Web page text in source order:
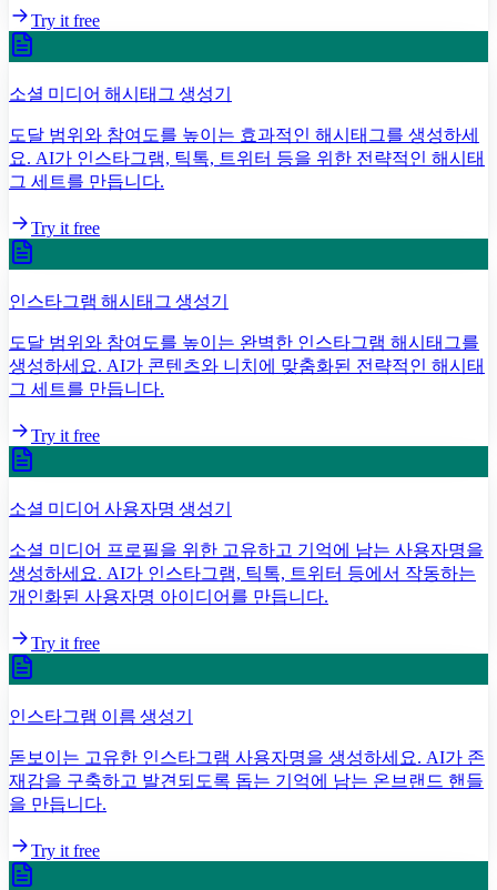
Try it free
소셜 미디어 해시태그 생성기
도달 범위와 참여도를 높이는 효과적인 해시태그를 생성하세
요. AI가 인스타그램, 틱톡, 트위터 등을 위한 전략적인 해시태
그 세트를 만듭니다.
Try it free
인스타그램 해시태그 생성기
도달 범위와 참여도를 높이는 완벽한 인스타그램 해시태그를
생성하세요. AI가 콘텐츠와 니치에 맞춤화된 전략적인 해시태
그 세트를 만듭니다.
Try it free
소셜 미디어 사용자명 생성기
소셜 미디어 프로필을 위한 고유하고 기억에 남는 사용자명을
생성하세요. AI가 인스타그램, 틱톡, 트위터 등에서 작동하는
개인화된 사용자명 아이디어를 만듭니다.
Try it free
인스타그램 이름 생성기
돋보이는 고유한 인스타그램 사용자명을 생성하세요. AI가 존
재감을 구축하고 발견되도록 돕는 기억에 남는 온브랜드 핸들
을 만듭니다.
Try it free